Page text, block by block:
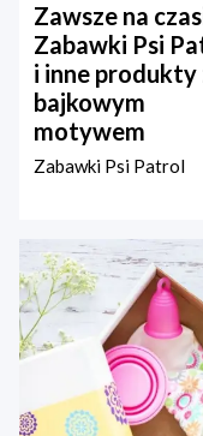
Zawsze na
Zabawki Psi
i inne produkty
bajkowym
motywem
Zabawki Psi Patrol